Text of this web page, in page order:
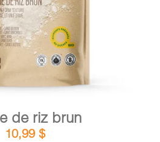
de riz brun
10,99 $